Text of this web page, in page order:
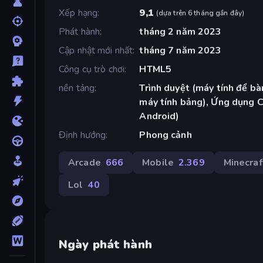
Xếp hạng
9,1 (dựa trên 6 tháng gần đây)
Phát hành
tháng 2 năm 2023
Cập nhật mới nhất tháng 7 năm 2023
Công cụ trò chơi
HTML5
nền tảng
Trình duyệt (máy tính để
máy tính bảng), Ứng dụng
Android)
Định hướng
Phong cảnh
Arcade 666 Mobile 2.369
Lol 40
Ngày phát hành